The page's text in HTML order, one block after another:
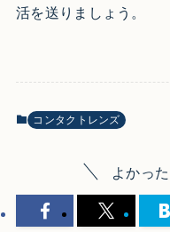
活を送りましょう。
コンタクトレンズ
よかっ